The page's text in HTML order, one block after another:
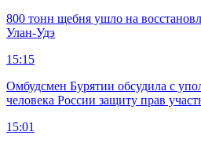
800 тонн щебня ушло на
Улан-Удэ
15:15
Омбудсмен Бурятии обсудила с
человека России защиту прав
15:01